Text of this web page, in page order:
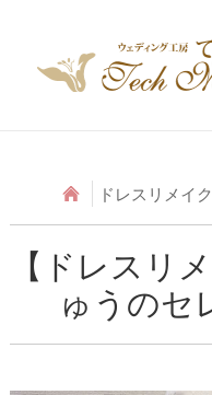
ドレスリメイ
【ドレスリメイク】
レス
【ドレスリ
ゅうのセ